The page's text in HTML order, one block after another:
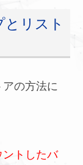
リスト
の方法に
ントしたバ